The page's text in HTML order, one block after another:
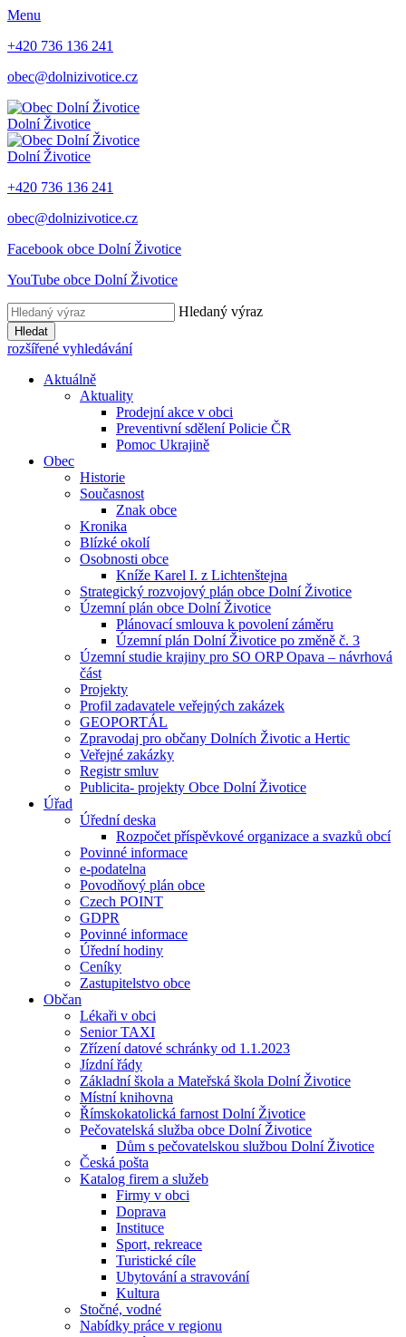
Menu
+420 736 136 241
obec@dolnizivotice.cz
Dolní Životice
Dolní Životice
+420 736 136 241
obec@dolnizivotice.cz
Facebook obce Dolní Životice
YouTube obce Dolní Životice
Hledaný výraz
Hledat
rozšířené vyhledávání
Aktuálně
Aktuality
Prodejní akce v obci
Preventivní sdělení Policie ČR
Pomoc Ukrajině
Obec
Historie
Současnost
Znak obce
Kronika
Blízké okolí
Osobnosti obce
Kníže Karel I. z Lichtenštejna
Strategický rozvojový plán obce Dolní Životice
Územní plán obce Dolní Životice
Plánovací smlouva k povolení záměru
Územní plán Dolní Životice po změně č. 3
Územní studie krajiny pro SO ORP Opava – návrhová
část
Projekty
Profil zadavatele veřejných zakázek
GEOPORTÁL
Zpravodaj pro občany Dolních Životic a Hertic
Veřejné zakázky
Registr smluv
Publicita- projekty Obce Dolní Životice
Úřad
Úřední deska
Rozpočet příspěvkové organizace a svazků obcí
Povinné informace
e-podatelna
Povodňový plán obce
Czech POINT
GDPR
Povinné informace
Úřední hodiny
Ceníky
Zastupitelstvo obce
Občan
Lékaři v obci
Senior TAXI
Zřízení datové schránky od 1.1.2023
Jízdní řády
Základní škola a Mateřská škola Dolní Životice
Místní knihovna
Římskokatolická farnost Dolní Životice
Pečovatelská služba obce Dolní Životice
Dům s pečovatelskou službou Dolní Životice
Česká pošta
Katalog firem a služeb
Firmy v obci
Doprava
Instituce
Sport, rekreace
Turistické cíle
Ubytování a stravování
Kultura
Stočné, vodné
Nabídky práce v regionu